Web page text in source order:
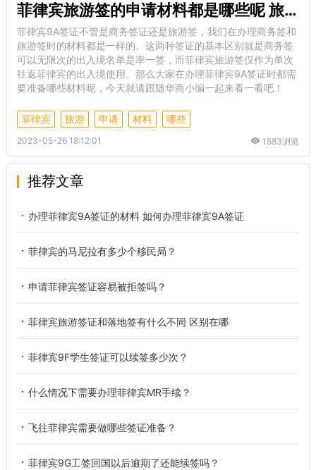
菲律宾旅游签的申请材料都是哪些呢 旅游签好入境吗
菲律宾9A签证不管是商务签证还是旅游签，我们在办理商务签和
旅游签时的材料都是一样的。这两种签证的基本区别就是商务签
可以无限次的出入境名单是率一签，而菲律宾旅游签仅作为单次
往返菲律宾的出入境使用。那么大家在办理菲律宾9A签证时都需
要准备哪些材料呢，今天就请跟随华商小编一起来看一看吧！
菲律宾 旅游 申请 材料 哪些
2023-05-26 18:12:01 1583浏览
推荐文章
办理菲律宾9A签证的材料 如何办理菲律宾9A签证
菲律宾的马尼拉有多少个移民局？
申请菲律宾签证容易被拒签吗？
菲律宾旅游签证和落地签有什么不同 区别在哪
菲律宾9F学生签证可以续签多少次？
什么情况下需要办理菲律宾MR手续？
飞往菲律宾需要做哪些签证准备？
菲律宾9G工签回国以后逾期了还能续签吗？